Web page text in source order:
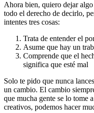
Ahora bien, quiero dejar
todo el derecho de decirlo,
intentes tres cosas:
Trata de entender el
Asume que hay un
Comprende que el
significa que esté mal
Solo te pido que nunca
un cambio. El cambio
que mucha gente se lo tome
creativos, podemos hacer